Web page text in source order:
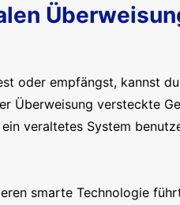
oder empfängst, kannst
Überweisung versteckte
veraltetes System
smarte Technologie